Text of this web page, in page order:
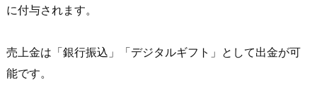
に付与されます。
売上金は「銀行振込」「デジタルギフト」として出金が可
能です。